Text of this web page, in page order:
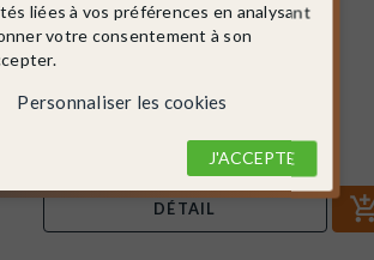
MINITRIX
DÉTAIL
liées à vos préférences en analysant
votre consentement à son
Personnaliser les cookies
J'ACCEPTE